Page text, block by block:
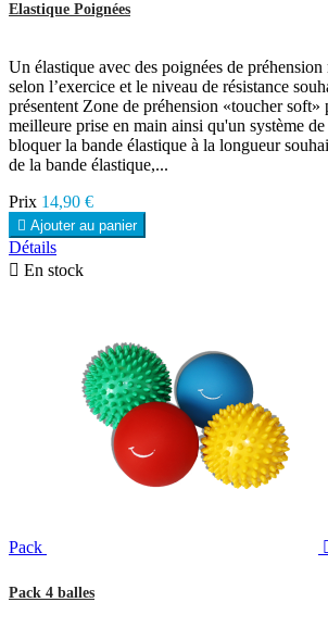
Elastique Poignées
Un élastique avec des poignées de
selon l’exercice et le niveau de résistance
présentent Zone de préhension «toucher soft»
meilleure prise en main ainsi qu'un système
bloquer la bande élastique à la longueur
de la bande élastique,...
Prix 14,90 €
 Ajouter au panier
Détails
 En stock
Pack
Pack 4 balles